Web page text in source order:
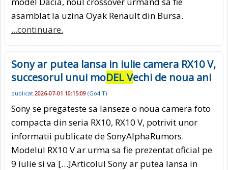
asamblat la uzina Oyak Renault din Bursa.
...continuare.
Sony ar putea lansa in iulie camera RX10 V,
succesorul unui moDEL Vechi de noua ani
publicat 2026-07-01 10:15:09 (Go4IT)
Sony se pregateste sa lanseze o noua camera foto
compacta din seria RX10, RX10 V, potrivit unor
informatii publicate de SonyAlphaRumors.
Modelul RX10 V ar urma sa fie prezentat oficial pe
9 iulie si va […]Articolul Sony ar putea lansa in